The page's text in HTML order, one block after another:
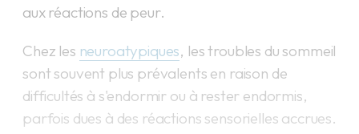
aux réactions de peur.
Chez les neuroatypiques, les troubles du sommeil
sont souvent plus prévalents en raison de
difficultés à s'endormir ou à rester endormis,
parfois dues à des réactions sensorielles accrues.